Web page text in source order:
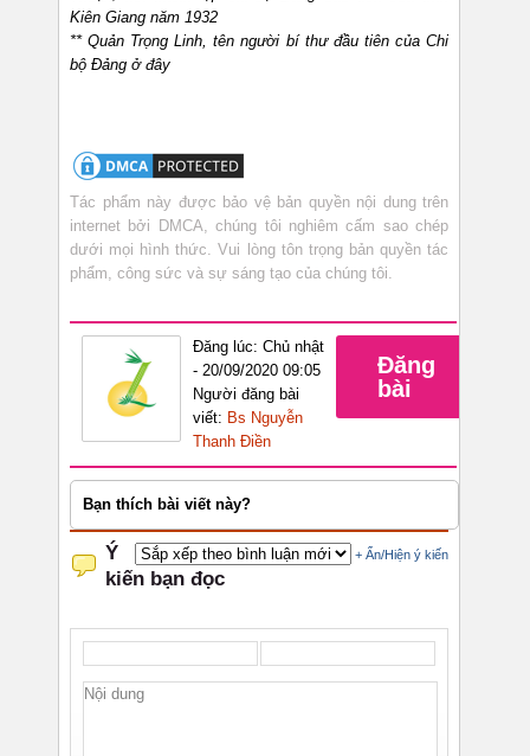
Kiên Giang năm 1932
** Quản Trọng Linh, tên người bí thư đầu tiên của Chi
bộ Đảng ở đây
Tác phẩm này được bảo vệ bản quyền nội dung trên
internet bởi DMCA, chúng tôi nghiêm cấm sao chép
dưới mọi hình thức. Vui lòng tôn trọng bản quyền tác
phẩm, công sức và sự sáng tạo của chúng tôi.
Đăng lúc: Chủ nhật
- 20/09/2020 09:05
Người đăng bài
viết: Bs Nguyễn
Thanh Điền
Đăng
bài
Bạn thích bài viết này?